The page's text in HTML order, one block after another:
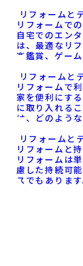
リフォームと
リフォームで
自宅でのエン
は、最適なリ
楽鑑賞、ゲーム
リフォームと
リフォームで
家を便利にす
に取り入れる
は、どのよう
リフォームと
リフォームと
リフォームは
慮した持続可
スでもありま